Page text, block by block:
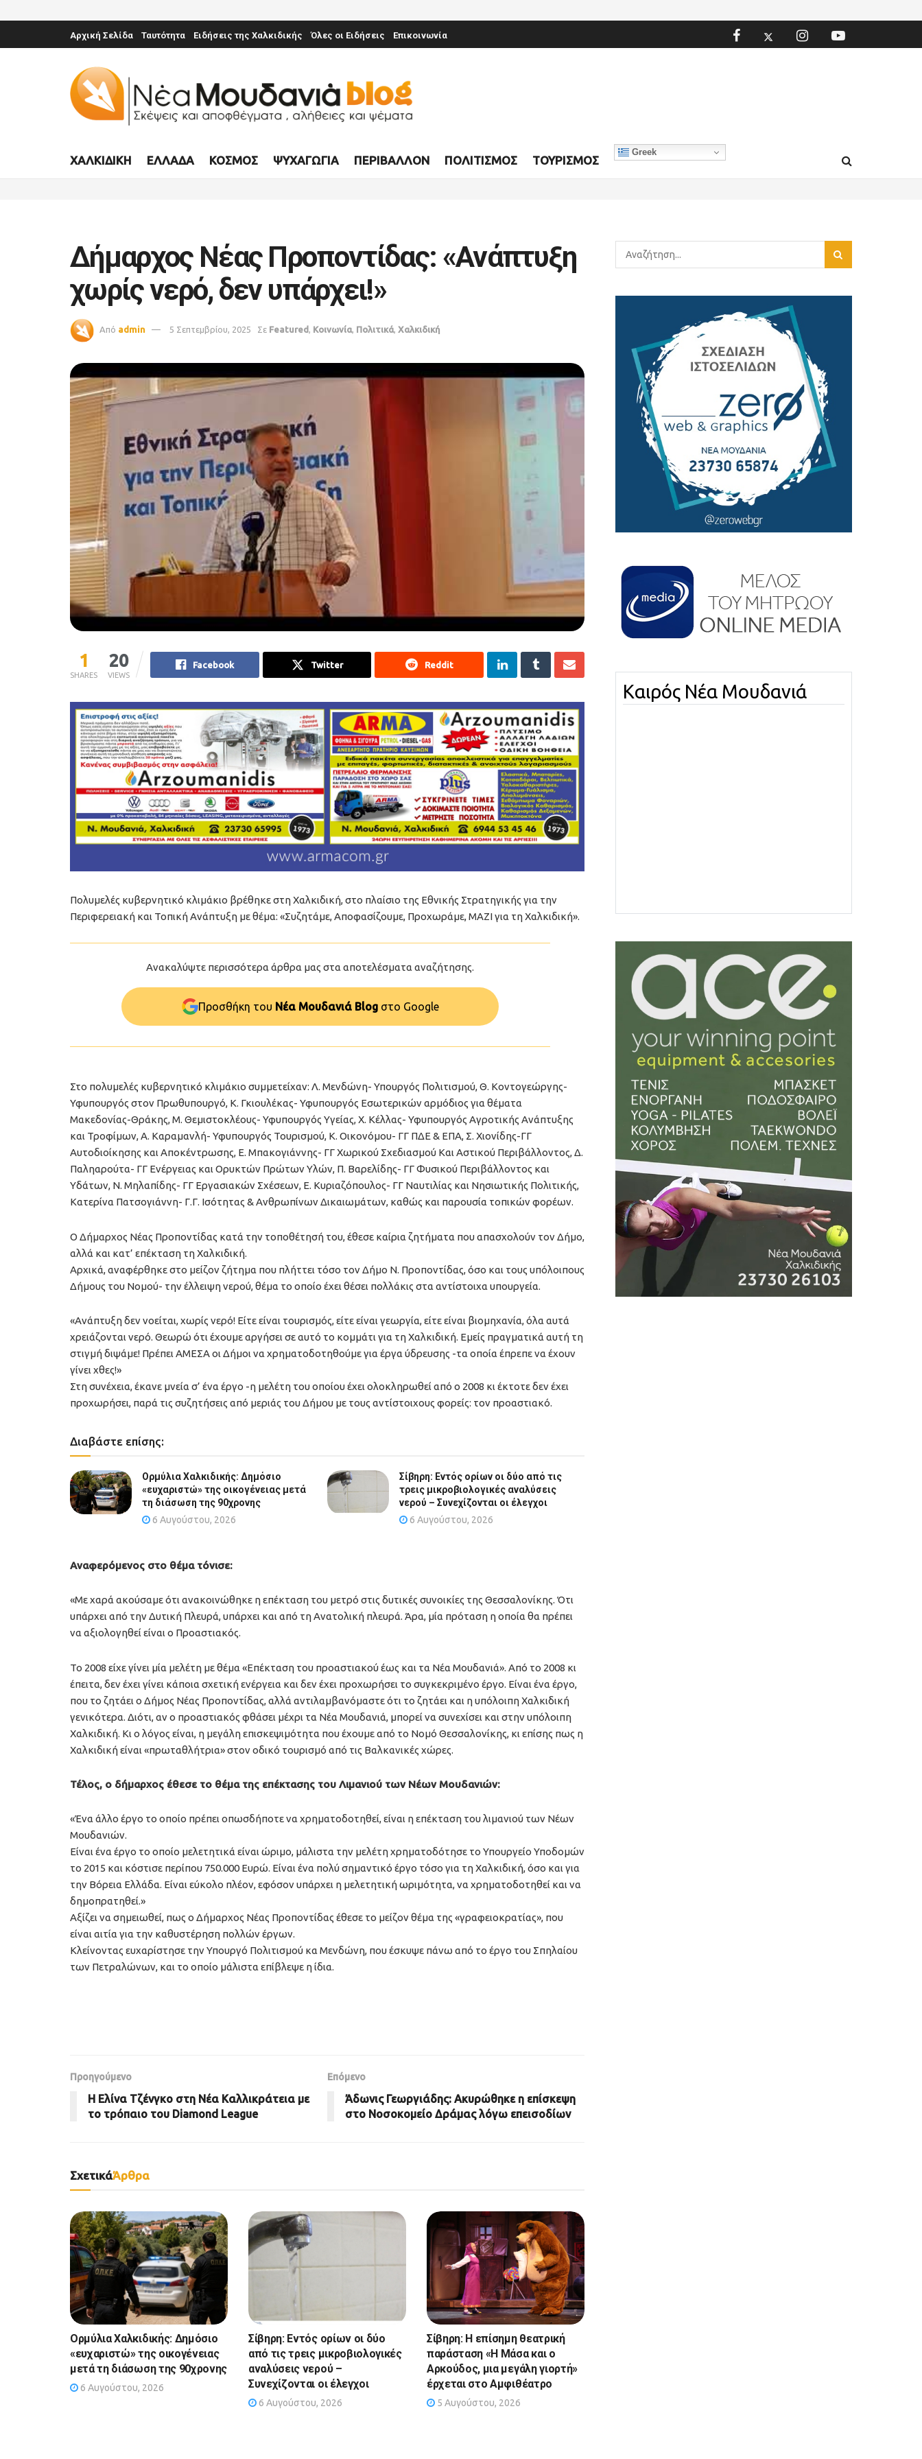
Αρχική Σελίδα Ταυτότητα Ειδήσεις της Χαλκιδικής Όλες οι Ειδήσεις Επικοινωνία
ΧΑΛΚΙΔΙΚΉ ΕΛΛΆΔΑ ΚΌΣΜΟΣ ΨΥΧΑΓΩΓΊΑ ΠΕΡΙΒΆΛΛΟΝ ΠΟΛΙΤΙΣΜΌΣ ΤΟΥΡΙΣΜΌΣ
Greek
Δήμαρχος Νέας Προποντίδας: «Ανάπτυξη
χωρίς νερό, δεν υπάρχει!»
Από admin 5 Σεπτεμβρίου, 2025 Σε Featured Κοινωνία Πολιτικά Χαλκιδική
1
SHARES
20
VIEWS
Facebook Twitter Reddit
Πολυμελές κυβερνητικό κλιμάκιο βρέθηκε στη Χαλκιδική, στο πλαίσιο της Εθνικής Στρατηγικής για την
Περιφερειακή και Τοπική Ανάπτυξη με θέμα: «Συζητάμε, Αποφασίζουμε, Προχωράμε, ΜΑΖΙ για τη Χαλκιδική».
Ανακαλύψτε περισσότερα άρθρα μας στα αποτελέσματα αναζήτησης.
Προσθήκη του Νέα Μουδανιά Blogστo Google
Στο πολυμελές κυβερνητικό κλιμάκιο συμμετείχαν: Λ. Μενδώνη- Υπουργός Πολιτισμού, Θ. Κοντογεώργης-
Υφυπουργός στον Πρωθυπουργό, Κ. Γκιουλέκας- Υφυπουργός Εσωτερικών αρμόδιος για θέματα
Μακεδονίας-Θράκης, Μ. Θεμιστοκλέους- Υφυπουργός Υγείας, Χ. Κέλλας- Υφυπουργός Αγροτικής Ανάπτυξης
και Τροφίμων, Α. Καραμανλή- Υφυπουργός Τουρισμού, Κ. Οικονόμου- ΓΓ ΠΔΕ & ΕΠΑ, Σ. Χιονίδης-ΓΓ
Αυτοδιοίκησης και Αποκέντρωσης, Ε. Μπακογιάννης- ΓΓ Χωρικού Σχεδιασμού Και Αστικού Περιβάλλοντος, Δ.
Παληαρούτα- ΓΓ Ενέργειας και Ορυκτών Πρώτων Υλών, Π. Βαρελίδης- ΓΓ Φυσικού Περιβάλλοντος και
Υδάτων, Ν. Μηλαπίδης- ΓΓ Εργασιακών Σχέσεων, Ε. Κυριαζόπουλος- ΓΓ Ναυτιλίας και Νησιωτικής Πολιτικής,
Κατερίνα Πατσογιάννη- Γ.Γ. Ισότητας & Ανθρωπίνων Δικαιωμάτων, καθώς και παρουσία τοπικών φορέων.
Ο Δήμαρχος Νέας Προποντίδας κατά την τοποθέτησή του, έθεσε καίρια ζητήματα που απασχολούν τον Δήμο,
αλλά και κατ’ επέκταση τη Χαλκιδική.
Αρχικά, αναφέρθηκε στο μείζον ζήτημα που πλήττει τόσο τον Δήμο Ν. Προποντίδας, όσο και τους υπόλοιπους
Δήμους του Νομού- την έλλειψη νερού, θέμα το οποίο έχει θέσει πολλάκις στα αντίστοιχα υπουργεία.
«Ανάπτυξη δεν νοείται, χωρίς νερό! Είτε είναι τουρισμός, είτε είναι γεωργία, είτε είναι βιομηχανία, όλα αυτά
χρειάζονται νερό. Θεωρώ ότι έχουμε αργήσει σε αυτό το κομμάτι για τη Χαλκιδική. Εμείς πραγματικά αυτή τη
στιγμή διψάμε! Πρέπει ΑΜΕΣΑ οι Δήμοι να χρηματοδοτηθούμε για έργα ύδρευσης -τα οποία έπρεπε να έχουν
γίνει χθες!»
Στη συνέχεια, έκανε μνεία σ’ ένα έργο -η μελέτη του οποίου έχει ολοκληρωθεί από ο 2008 κι έκτοτε δεν έχει
προχωρήσει, παρά τις συζητήσεις από μεριάς του Δήμου με τους αντίστοιχους φορείς: τον προαστιακό.
Διαβάστε επίσης:
Ορμύλια Χαλκιδικής: Δημόσιο
«ευχαριστώ» της οικογένειας μετά
τη διάσωση της 90χρονης
6 Αυγούστου, 2026
Σίβηρη: Εντός ορίων οι δύο από τις
τρεις μικροβιολογικές αναλύσεις
νερού – Συνεχίζονται οι έλεγχοι
6 Αυγούστου, 2026
Αναφερόμενος στο θέμα τόνισε:
«Με χαρά ακούσαμε ότι ανακοινώθηκε η επέκταση του μετρό στις δυτικές συνοικίες της Θεσσαλονίκης. Ότι
υπάρχει από την Δυτική Πλευρά, υπάρχει και από τη Ανατολική πλευρά. Άρα, μία πρόταση η οποία θα πρέπει
να αξιολογηθεί είναι ο Προαστιακός.
Το 2008 είχε γίνει μία μελέτη με θέμα «Επέκταση του προαστιακού έως και τα Νέα Μουδανιά». Από το 2008 κι
έπειτα, δεν έχει γίνει κάποια σχετική ενέργεια και δεν έχει προχωρήσει το συγκεκριμένο έργο. Είναι ένα έργο,
που το ζητάει ο Δήμος Νέας Προποντίδας, αλλά αντιλαμβανόμαστε ότι το ζητάει και η υπόλοιπη Χαλκιδική
γενικότερα. Διότι, αν ο προαστιακός φθάσει μέχρι τα Νέα Μουδανιά, μπορεί να συνεχίσει και στην υπόλοιπη
Χαλκιδική. Κι ο λόγος είναι, η μεγάλη επισκεψιμότητα που έχουμε από το Νομό Θεσσαλονίκης, κι επίσης πως η
Χαλκιδική είναι «πρωταθλήτρια» στον οδικό τουρισμό από τις Βαλκανικές χώρες.
Τέλος, ο δήμαρχος έθεσε το θέμα της επέκτασης του Λιμανιού των Νέων Μουδανιών:
«Ένα άλλο έργο το οποίο πρέπει οπωσδήποτε να χρηματοδοτηθεί, είναι η επέκταση του λιμανιού των Νέων
Μουδανιών.
Είναι ένα έργο το οποίο μελετητικά είναι ώριμο, μάλιστα την μελέτη χρηματοδότησε το Υπουργείο Υποδομών
το 2015 και κόστισε περίπου 750.000 Ευρώ. Είναι ένα πολύ σημαντικό έργο τόσο για τη Χαλκιδική, όσο και για
την Βόρεια Ελλάδα. Είναι εύκολο πλέον, εφόσον υπάρχει η μελετητική ωριμότητα, να χρηματοδοτηθεί και να
δημοπρατηθεί.»
Αξίζει να σημειωθεί, πως ο Δήμαρχος Νέας Προποντίδας έθεσε το μείζον θέμα της «γραφειοκρατίας», που
είναι αιτία για την καθυστέρηση πολλών έργων.
Κλείνοντας ευχαρίστησε την Υπουργό Πολιτισμού κα Μενδώνη, που έσκυψε πάνω από το έργο του Σπηλαίου
των Πετραλώνων, και το οποίο μάλιστα επίβλεψε η ίδια.
Προηγούμενο
Η Ελίνα Τζένγκο στη Νέα Καλλικράτεια με
το τρόπαιο του Diamond League
Επόμενο
Άδωνις Γεωργιάδης: Ακυρώθηκε η επίσκεψη
στο Νοσοκομείο Δράμας λόγω επεισοδίων
ΣχετικάΆρθρα
Ορμύλια Χαλκιδικής: Δημόσιο
«ευχαριστώ» της οικογένειας
μετά τη διάσωση της 90χρονης
6 Αυγούστου, 2026
Σίβηρη: Εντός ορίων οι δύο
από τις τρεις μικροβιολογικές
αναλύσεις νερού –
Συνεχίζονται οι έλεγχοι
6 Αυγούστου, 2026
Σίβηρη: Η επίσημη θεατρική
παράσταση «Η Μάσα και ο
Αρκούδος, μια μεγάλη γιορτή»
έρχεται στο Αμφιθέατρο
5 Αυγούστου, 2026
Καιρός Νέα Μουδανιά